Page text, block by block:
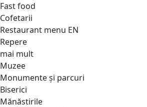
Fast food
Cofetarii
Restaurant menu EN
Repere
mai mult
Muzee
Monumente și parcuri
Biserici
Mănăstirile